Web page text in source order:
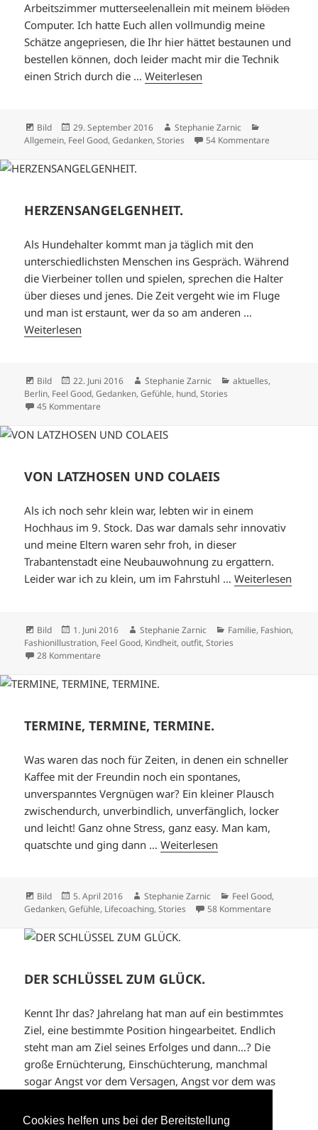
Cookies helfen uns bei der Bereitstellung
Arbeitszimmer mutterseelenallein mit meinemblöden
Computer. Ich hatte Euch allen vollmundig meine
Schätze angepriesen, die Ihr hier hättet bestaunen und
bestellen können, doch leider macht mir die Technik
einen Strich durch die …Weiterlesen
Format
Bild
Veröffentlicht
am
29. September 2016 Autor
Stephanie Zarnic
Allgemein, Feel Good,Gedanken,Stories 54 Kommentare
HERZENSANGELGENHEIT.
Als Hundehalter kommt man ja täglich mit den
unterschiedlichsten Menschen ins Gespräch. Während
die Vierbeiner tollen und spielen, sprechen die Halter
über dieses und jenes. Die Zeit vergeht wie im Fluge
und man ist erstaunt, wer da so am anderen …
Weiterlesen
Format
Bild
Veröffentlicht
am
22. Juni 2016 Autor
Stephanie Zarnic Kategorien
aktuelles,
Berlin, Feel Good,Gedanken,Gefühle, hund,Stories
45 Kommentare
VON LATZHOSEN UND COLAEIS
Als ich noch sehr klein war, lebten wir in einem
Hochhaus im 9. Stock. Das war damals sehr innovativ
und meine Eltern waren sehr froh, in dieser
Trabantenstadt eine Neubauwohnung zu ergattern.
Leider war ich zu klein, um im Fahrstuhl …Weiterlesen
Format
Bild
Veröffentlicht
am
1. Juni 2016 Autor
Stephanie Zarnic Kategorien
Familie, Fashion,
Fashionillustration, Feel Good, Kindheit,outfit,Stories
28 Kommentare
TERMINE, TERMINE, TERMINE.
Was waren das noch für Zeiten, in denen ein schneller
Kaffee mit der Freundin noch ein spontanes,
unverspanntes Vergnügen war? Ein kleiner Plausch
zwischendurch, unverbindlich, unverfänglich, locker
und leicht! Ganz ohne Stress, ganz easy. Man kam,
quatschte und ging dann …Weiterlesen
Format
Bild
Veröffentlicht
am
5. April 2016 Autor
Stephanie Zarnic Kategorien
Feel Good,
Gedanken,Gefühle, Lifecoaching,Stories 58 Kommentare
DER SCHLÜSSEL ZUM GLÜCK.
Kennt Ihr das? Jahrelang hat man auf ein bestimmtes
Ziel, eine bestimmte Position hingearbeitet. Endlich
steht man am Ziel seines Erfolges und dann…? Die
große Ernüchterung, Einschüchterung, manchmal
sogar Angst vor dem Versagen, Angst vor dem was